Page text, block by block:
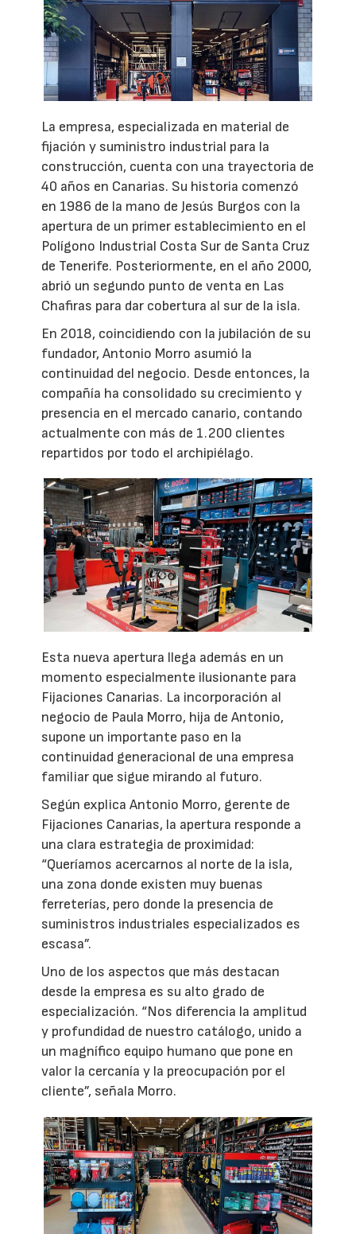
La empresa, especializada en material de
fijación y suministro industrial para la
construcción, cuenta con una trayectoria de
40 años en Canarias. Su historia comenzó
en 1986 de la mano de Jesús Burgos con la
apertura de un primer establecimiento en el
Polígono Industrial Costa Sur de Santa Cruz
de Tenerife. Posteriormente, en el año 2000,
abrió un segundo punto de venta en Las
Chafiras para dar cobertura al sur de la isla.
En 2018, coincidiendo con la jubilación de su
fundador, Antonio Morro asumió la
continuidad del negocio. Desde entonces, la
compañía ha consolidado su crecimiento y
presencia en el mercado canario, contando
actualmente con más de 1.200 clientes
repartidos por todo el archipiélago.
Esta nueva apertura llega además en un
momento especialmente ilusionante para
Fijaciones Canarias. La incorporación al
negocio de Paula Morro, hija de Antonio,
supone un importante paso en la
continuidad generacional de una empresa
familiar que sigue mirando al futuro.
Según explica Antonio Morro, gerente de
Fijaciones Canarias, la apertura responde a
una clara estrategia de proximidad:
“Queríamos acercarnos al norte de la isla,
una zona donde existen muy buenas
ferreterías, pero donde la presencia de
suministros industriales especializados es
escasa”.
Uno de los aspectos que más destacan
desde la empresa es su alto grado de
especialización. “Nos diferencia la amplitud
y profundidad de nuestro catálogo, unido a
un magnífico equipo humano que pone en
valor la cercanía y la preocupación por el
cliente”, señala Morro.